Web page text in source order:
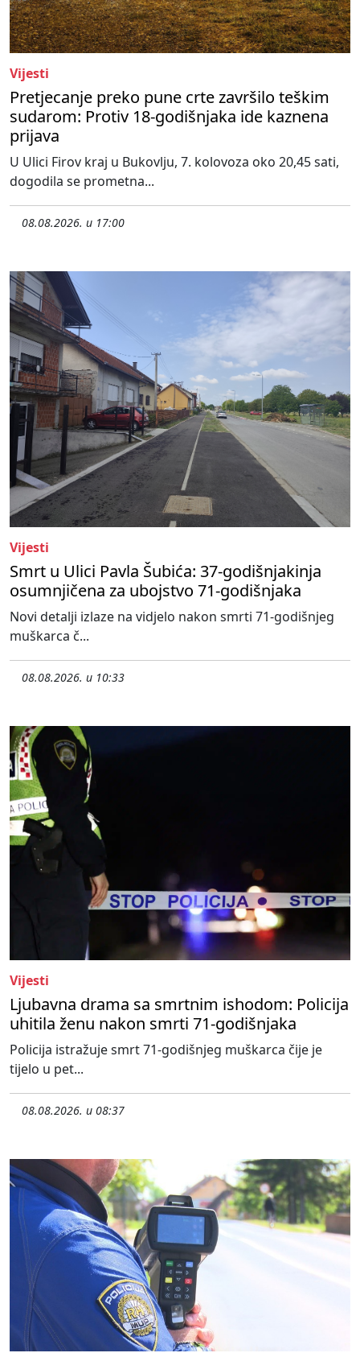
Vijesti
Pretjecanje preko pune crte završilo teškim
sudarom: Protiv 18-godišnjaka ide kaznena
prijava
U Ulici Firov kraj u Bukovlju, 7. kolovoza oko 20,45 sati,
dogodila se prometna...
08.08.2026. u 17:00
Vijesti
Smrt u Ulici Pavla Šubića: 37-godišnjakinja
osumnjičena za ubojstvo 71-godišnjaka
Novi detalji izlaze na vidjelo nakon smrti 71-godišnjeg
muškarca č...
08.08.2026. u 10:33
Vijesti
Ljubavna drama sa smrtnim ishodom: Policija
uhitila ženu nakon smrti 71-godišnjaka
Policija istražuje smrt 71-godišnjeg muškarca čije je
tijelo u pet...
08.08.2026. u 08:37